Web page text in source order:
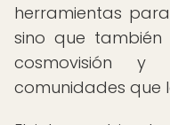
herramientas
sino que también
cosmovisión
comunidades que